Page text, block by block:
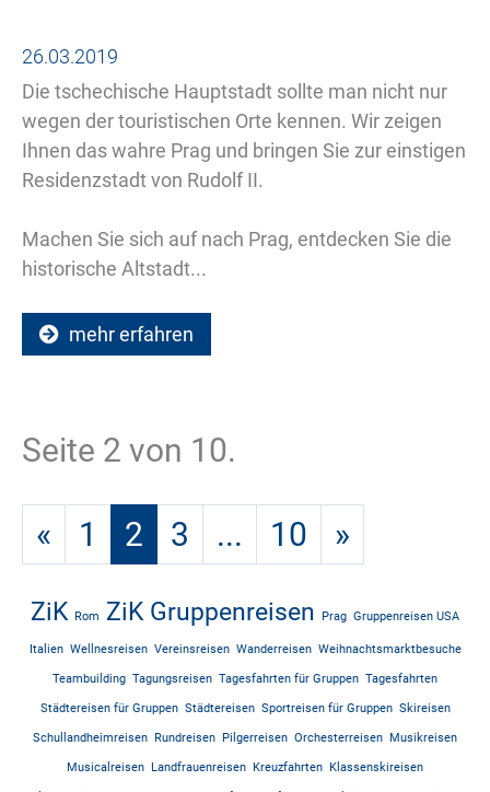
26.03.2019
Die tschechische Hauptstadt sollte man nicht nur
wegen der touristischen Orte kennen. Wir zeigen
Ihnen das wahre Prag und bringen Sie zur einstigen
Residenzstadt von Rudolf II.
Machen Sie sich auf nach Prag, entdecken Sie die
historische Altstadt...
mehr erfahren
Seite 2 von 10.
« 1 2 3 ... 10 »
ZiK Rom ZiK Gruppenreisen Prag Gruppenreisen USA
Italien Wellnesreisen Vereinsreisen Wanderreisen Weihnachtsmarktbesuche
Teambuilding Tagungsreisen Tagesfahrten für Gruppen Tagesfahrten
Städtereisen für Gruppen Städtereisen Sportreisen für Gruppen Skireisen
Schullandheimreisen Rundreisen Pilgerreisen Orchesterreisen Musikreisen
Musicalreisen Landfrauenreisen Kreuzfahrten Klassenskireisen